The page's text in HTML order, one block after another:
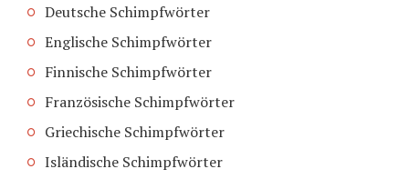
Deutsche Schimpfwörter
Englische Schimpfwörter
Finnische Schimpfwörter
Französische Schimpfwörter
Griechische Schimpfwörter
Isländische Schimpfwörter